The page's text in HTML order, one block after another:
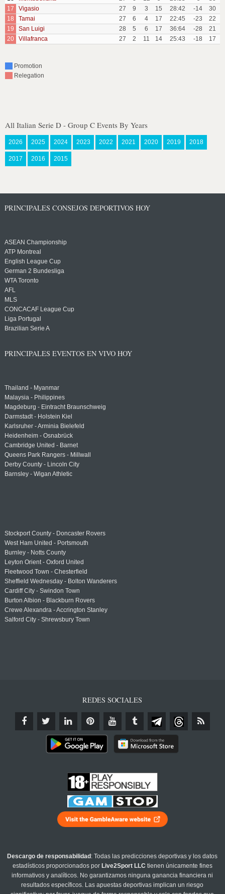
17
Vigasio 27 9 3 15 28:42 -14
30
18
Tamai 27 6 4 17 22:45 -23
22
19
San Luigi 28 5 6 17 36:64 -28
21
20
Villafranca 27 2 11 14 25:43 -18 17
Promotion
Relegation
All Italian Serie D - Group C Events By Years
2026 2025 2024 2023 2022 2021 2020 2019 2018
2017 2016 2015
PRINCIPALES CONSEJOS DEPORTIVOS HOY
ASEAN Championship
ATP Montreal
English League Cup
German 2 Bundesliga
WTA Toronto
AFL
MLS
CONCACAF League Cup
Liga Portugal
Brazilian Serie A
PRINCIPALES EVENTOS EN VIVO HOY
Thailand - Myanmar
Malaysia - Philippines
Magdeburg - Eintracht Braunschweig
Darmstadt - Holstein Kiel
Karlsruher - Arminia Bielefeld
Heidenheim - Osnabrück
Cambridge United - Barnet
Queens Park Rangers - Millwall
Derby County - Lincoln City
Barnsley - Wigan Athletic
Stockport County - Doncaster Rovers
West Ham United - Portsmouth
Burnley - Notts County
Leyton Orient - Oxford United
Fleetwood Town - Chesterfield
Sheffield Wednesday - Bolton Wanderers
Cardiff City - Swindon Town
Burton Albion - Blackburn Rovers
Crewe Alexandra - Accrington Stanley
Salford City - Shrewsbury Town
REDES SOCIALES
Descargo de responsabilidad : Todas las predicciones deportivas y los datos
estadísticos proporcionados por Live2Sport LLC tienen únicamente fines
informativos y analíticos. No garantizamos ninguna ganancia financiera ni
resultados específicos. Las apuestas deportivas implican un riesgo